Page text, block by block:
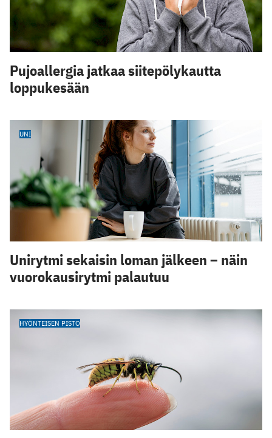
Pujoallergia jatkaa siitepölykautta
loppukesään
UNI
Unirytmi sekaisin loman jälkeen – näin
vuorokausirytmi palautuu
HYÖNTEISEN PISTO